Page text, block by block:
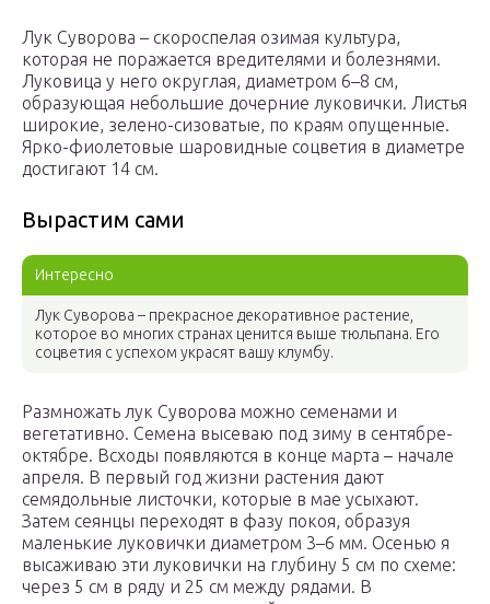
Лук Суворова – скороспелая озимая культура,
которая не поражается вредителями и болезнями.
Луковица у него округлая, диаметром 6–8 см,
образующая небольшие дочерние луковички. Листья
широкие, зелено-сизоватые, по краям опущенные.
Ярко-фиолетовые шаровидные соцветия в диаметре
достигают 14 см.
Вырастим сами
Интересно
Лук Суворова – прекрасное декоративное растение,
которое во многих странах ценится выше тюльпана. Его
соцветия с успехом украсят вашу клумбу.
Размножать лук Суворова можно семенами и
вегетативно. Семена высеваю под зиму в сентябре-
октябре. Всходы появляются в конце марта – начале
апреля. В первый год жизни растения дают
семядольные листочки, которые в мае усыхают.
Затем сеянцы переходят в фазу покоя, образуя
маленькие луковички диаметром 3–6 мм. Осенью я
высаживаю эти луковички на глубину 5 см по схеме:
через 5 см в ряду и 25 см между рядами. В